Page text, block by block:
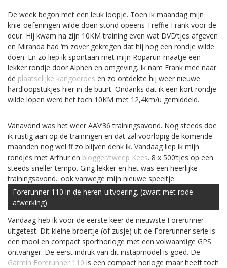
De week begon met een leuk loopje. Toen ik maandag mijn
knie-oefeningen wilde doen stond opeens Treffie Frank voor de
deur. Hij kwam na zijn 10KM training even wat DVD’tjes afgeven
en Miranda had ‘m zover gekregen dat hij nog een rondje wilde
doen. En zo liep ik spontaan met mijn Roparun-maatje een
lekker rondje door Alphen en omgeving. Ik nam Frank mee naar
de plaatselijke kangoeroes en zo ontdekte hij weer nieuwe
hardloopstukjes hier in de buurt. Ondanks dat ik een kort rondje
wilde lopen werd het toch 10KM met 12,4km/u gemiddeld.
Vanavond was het weer AAV’36 trainingsavond. Nog steeds doe
ik rustig aan op de trainingen en dat zal voorlopig de komende
maanden nog wel ff zo blijven denk ik. Vandaag liep ik mijn
rondjes met Arthur en blogger/tweep Kees. 8 x 500’tjes op een
steeds sneller tempo. Ging lekker en het was een heerlijke
trainingsavond.. ook vanwege mijn nieuwe speeltje:
Forerunner 110 in de heren-uitvoering. (zwart met rode
afwerking)
Vandaag heb ik voor de eerste keer de nieuwste Forerunner
uitgetest. Dit kleine broertje (of zusje) uit de Forerunner serie is
een mooi en compact sporthorloge met een volwaardige GPS
ontvanger. De eerst indruk van dit instapmodel is goed. De
Garmin Forerunner 110 is een compact horloge maar heeft toch